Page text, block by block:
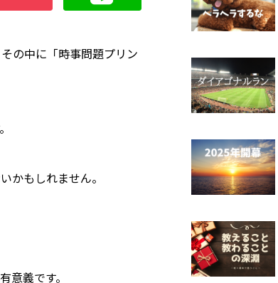
の中に「時事問題プリン
かもしれません。
意義です。